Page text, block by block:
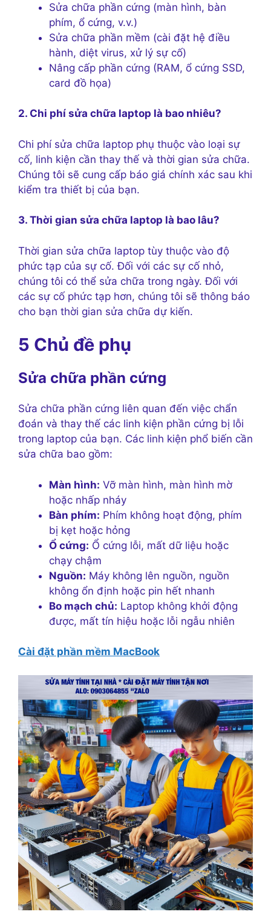
Sửa chữa phần cứng (màn hình, bàn
phím, ổ cứng, v.v.)
Sửa chữa phần mềm (cài đặt hệ điều
hành, diệt virus, xử lý sự cố)
Nâng cấp phần cứng (RAM, ổ cứng SSD,
card đồ họa)
2. Chi phí sửa chữa laptop là bao nhiêu?
Chi phí sửa chữa laptop phụ thuộc vào loại sự
cố, linh kiện cần thay thế và thời gian sửa chữa.
Chúng tôi sẽ cung cấp báo giá chính xác sau khi
kiểm tra thiết bị của bạn.
3. Thời gian sửa chữa laptop là bao lâu?
Thời gian sửa chữa laptop tùy thuộc vào độ
phức tạp của sự cố. Đối với các sự cố nhỏ,
chúng tôi có thể sửa chữa trong ngày. Đối với
các sự cố phức tạp hơn, chúng tôi sẽ thông báo
cho bạn thời gian sửa chữa dự kiến.
5 Chủ đề phụ
Sửa chữa phần cứng
Sửa chữa phần cứng liên quan đến việc chẩn
đoán và thay thế các linh kiện phần cứng bị lỗi
trong laptop của bạn. Các linh kiện phổ biến cần
sửa chữa bao gồm:
Màn hình: Vỡ màn hình, màn hình mờ
hoặc nhấp nháy
Bàn phím: Phím không hoạt động, phím
bị kẹt hoặc hỏng
Ổ cứng: Ổ cứng lỗi, mất dữ liệu hoặc
chạy chậm
Nguồn: Máy không lên nguồn, nguồn
không ổn định hoặc pin hết nhanh
Bo mạch chủ: Laptop không khởi động
được, mất tín hiệu hoặc lỗi ngẫu nhiên
Cài đặt phần mềm MacBook